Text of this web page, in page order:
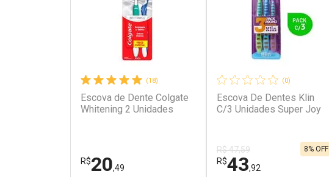
(18)
Escova de Dente Colgate
Whitening 2 Unidades
R$20,49
(0)
Escova De Dentes Klin
C/3 Unidades Super Joy
R$ 47,59
R$43,92
8% OFF